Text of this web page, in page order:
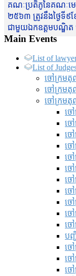
គណៈប្រតិភូនៃគណៈមេធ
២៥៦៣ ត្រូវនឹងថ្ងៃទី៩
ជាមួយឯកឧត្តមបណ្ឌិត
Main Events
List of
List of
ចៅក្រមតុ
ចៅក្រមតុ
ចៅក្រមតុ
ចៅ
ចៅ
ចៅ
ចៅ
ចៅ
ចៅ
ចៅ
ចៅ
ចៅ
ចៅ
ចៅ
បញ្
ចៅ
ចៅ
ចៅ